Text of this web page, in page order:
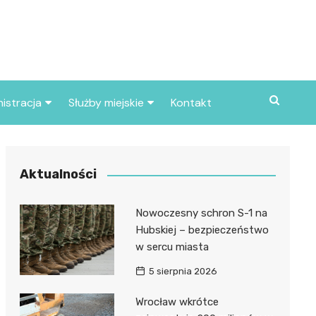
miasta
Służby miejskie
Policja
Kontakt
Aktualności
Nowoczesny schron S-1 na
Hubskiej – bezpieczeństwo
w sercu miasta
5 sierpnia 2026
Wrocław wkrótce